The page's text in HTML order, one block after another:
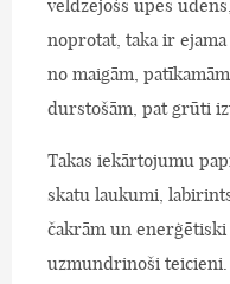
veldzējošs upes
noprotat, taka ir
no maigām,
durstošām, pat grūti
Takas iekārtojumu
skatu laukumi,
čakrām un enerģētiski
uzmundrinoši teicieni.